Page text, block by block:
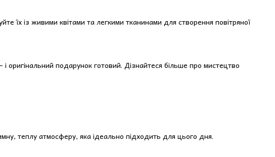
їх із живими квітами та легкими тканинами для створення повітряної
оригінальний подарунок готовий. Дізнайтеся більше про мистецтво
теплу атмосферу, яка ідеально підходить для цього дня.